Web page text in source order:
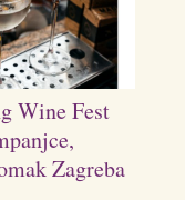
Wine Fest
Zagreba